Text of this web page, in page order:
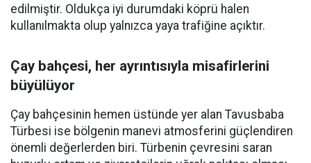
edilmiştir. Oldukça iyi durumdaki köprü halen
kullanılmakta olup yalnızca yaya trafiğine açıktır.
Çay bahçesi, her ayrıntısıyla misafirlerini
büyülüyor
Çay bahçesinin hemen üstünde yer alan Tavusbaba
Türbesi ise bölgenin manevi atmosferini güçlendiren
önemli değerlerden biri. Türbenin çevresini saran